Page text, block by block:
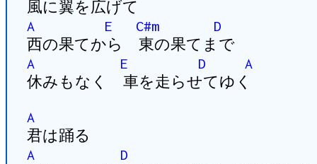
風に翼を広げて
A
E C#m
D
西の果てから 東の果てまで
A
E D
A
休みもなく 車を走らせてゆく
A
君は踊る
A
D